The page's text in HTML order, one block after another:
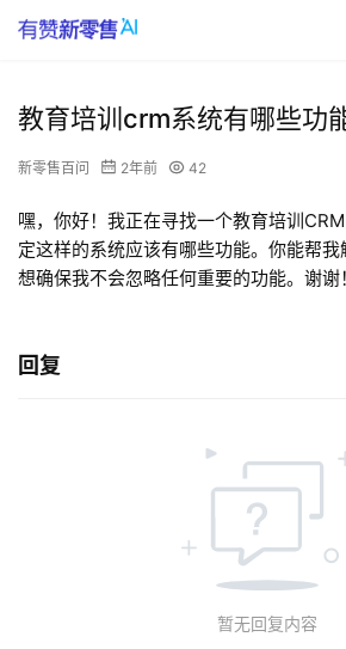
教育培训crm系统有哪些功
新零售百问 2年前 42
嘿，你好！我正在寻找一个教育培训
定这样的系统应该有哪些功能。你能帮
想确保我不会忽略任何重要的功能。谢谢！
回复
暂无回复内容